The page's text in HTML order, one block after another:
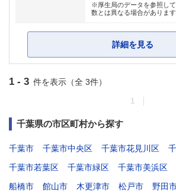
※厚生局のデータを参照し
数とは異なる場合があります
詳細を見る
1 - 3 件を表示（全 3件）
1
千葉県の市区町村から探す
千葉市 千葉市中央区 千葉市花見川区
千葉市若葉区
千葉市緑区 千葉市美浜区
船橋市
館山市 木更津市 松戸市 野田